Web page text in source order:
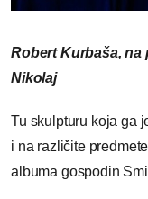
Robert Kurbaša, na
Nikolaj
Tu skulpturu koja ga
i na različite
albuma gospodin